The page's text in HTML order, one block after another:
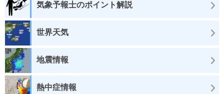
気象予報士のポイント解説
世界天気
地震情報
熱中症情報